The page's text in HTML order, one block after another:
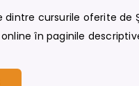
dintre cursurile oferite de
în paginile